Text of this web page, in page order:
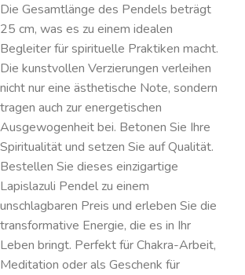
Die Gesamtlänge des Pendels beträgt
25 cm, was es zu einem idealen
Begleiter für spirituelle Praktiken macht.
Die kunstvollen Verzierungen verleihen
nicht nur eine ästhetische Note, sondern
tragen auch zur energetischen
Ausgewogenheit bei. Betonen Sie Ihre
Spiritualität und setzen Sie auf Qualität.
Bestellen Sie dieses einzigartige
Lapislazuli Pendel zu einem
unschlagbaren Preis und erleben Sie die
transformative Energie, die es in Ihr
Leben bringt. Perfekt für Chakra-Arbeit,
Meditation oder als Geschenk für